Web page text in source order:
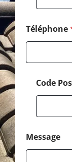
Téléphone
Code
Message